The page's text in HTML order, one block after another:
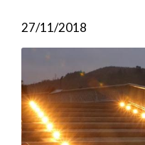
27/11/2018